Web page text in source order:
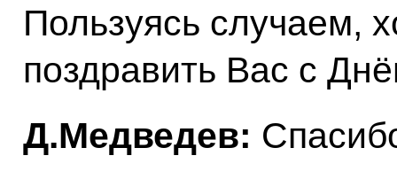
Пользуясь случаем,
поздравить Вас с
Д.Медведев: